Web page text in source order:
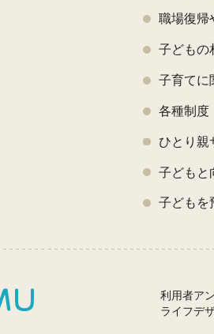
職場復帰
子どもの
子育てに
各種制度
ひとり親
子どもと
子どもを
利用者ア
ライフデ